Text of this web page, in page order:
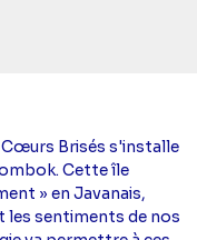
Cœurs Brisés s'installe
Cette île
» en Javanais,
les sentiments de nos